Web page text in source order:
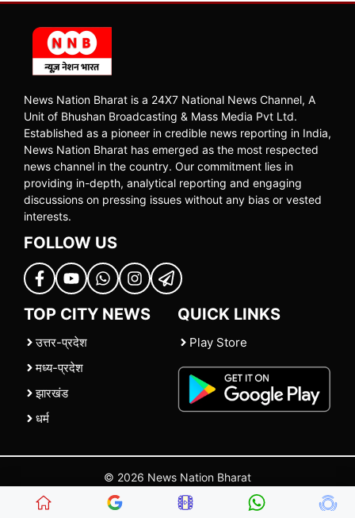
News Nation Bharat is a 24X7 National News Channel, A
Unit of Bhushan Broadcasting & Mass Media Pvt Ltd.
Established as a pioneer in credible news reporting in India,
News Nation Bharat has emerged as the most respected
news channel in the country. Our commitment lies in
providing in-depth, analytical reporting and engaging
discussions on pressing issues without any bias or vested
interests.
FOLLOW US
TOP CITY NEWS
उत्तर-प्रदेश
मध्य-प्रदेश
झारखंड
धर्म
QUICK LINKS
Play Store
© 2026 News Nation Bharat
| |Contact Us |Policies Terms and Conditions